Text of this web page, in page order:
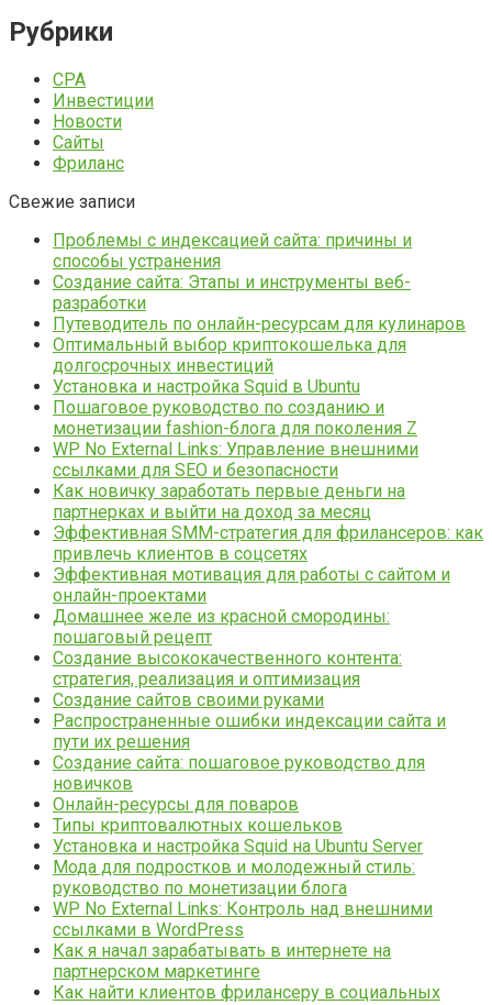
Рубрики
CPA
Инвестиции
Новости
Сайты
Фриланс
Свежие записи
Проблемы с индексацией сайта: причины и
способы устранения
Создание сайта: Этапы и инструменты веб-
разработки
Путеводитель по онлайн-ресурсам для кулинаров
Оптимальный выбор криптокошелька для
долгосрочных инвестиций
Установка и настройка Squid в Ubuntu
Пошаговое руководство по созданию и
монетизации fashion-блога для поколения Z
WP No External Links: Управление внешними
ссылками для SEO и безопасности
Как новичку заработать первые деньги на
партнерках и выйти на доход за месяц
Эффективная SMM-стратегия для фрилансеров: как
привлечь клиентов в соцсетях
Эффективная мотивация для работы с сайтом и
онлайн-проектами
Домашнее желе из красной смородины:
пошаговый рецепт
Создание высококачественного контента:
стратегия, реализация и оптимизация
Создание сайтов своими руками
Распространенные ошибки индексации сайта и
пути их решения
Создание сайта: пошаговое руководство для
новичков
Онлайн-ресурсы для поваров
Типы криптовалютных кошельков
Установка и настройка Squid на Ubuntu Server
Мода для подростков и молодежный стиль:
руководство по монетизации блога
WP No External Links: Контроль над внешними
ссылками в WordPress
Как я начал зарабатывать в интернете на
партнерском маркетинге
Как найти клиентов фрилансеру в социальных